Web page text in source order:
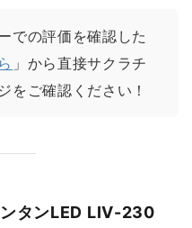
での評価を確認した
」から直接サクラチ
をご確認ください！
タンLED LIV-230